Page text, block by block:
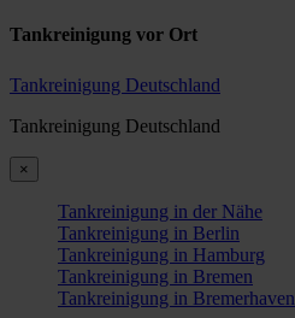
Tankreinigung vor Ort
Tankreinigung Deutschland
Tankreinigung Deutschland
×
Tankreinigung in der Nähe
Tankreinigung in Berlin
Tankreinigung in Hamburg
Tankreinigung in Bremen
Tankreinigung in Bremerhaven